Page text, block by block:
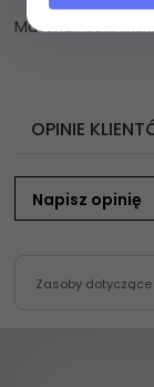
Materiał: 95%
OPINIE
Napisz opinię
Zasoby